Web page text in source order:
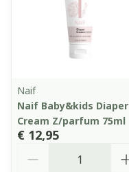
Naif
Naif Baby&kids Diaper
Cream Z/parfum 75ml
€ 12,95